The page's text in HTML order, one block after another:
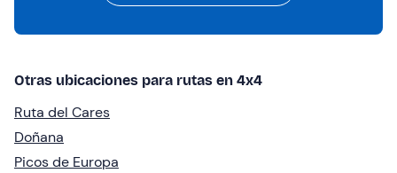
Otras ubicaciones para rutas en 4x4
Ruta del Cares
Doñana
Picos de Europa